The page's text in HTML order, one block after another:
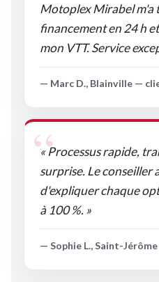
Motoplex Mirabel m'a
financement en 24 h
mon VTT. Service
— Marc D., Blainville —
« Processus rapide,
surprise. Le conseiller
d'expliquer chaque
à 100 %. »
— Sophie L., Saint-